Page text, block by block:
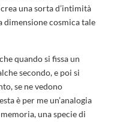
una sorta d’intimità
cosmica tale
quando si fissa un
secondo, e poi si
se ne vedono
è per me un’analogia
una specie di